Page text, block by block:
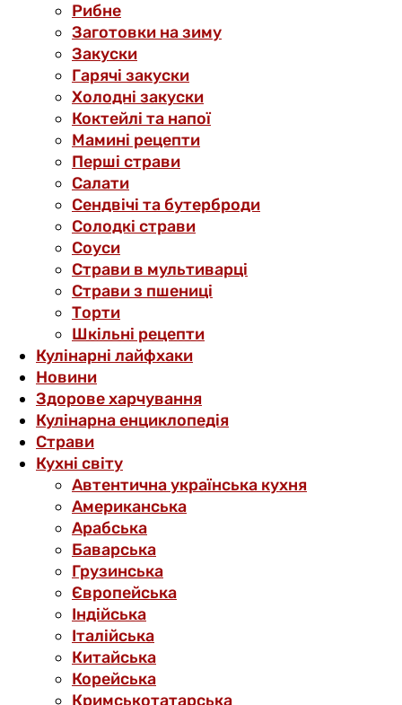
Рибне
Заготовки на зиму
Закуски
Гарячі закуски
Холодні закуски
Коктейлі та напої
Мамині рецепти
Перші страви
Салати
Сендвічі та бутерброди
Солодкі страви
Соуси
Страви в мультиварці
Страви з пшениці
Торти
Шкільні рецепти
Кулінарні лайфхаки
Новини
Здорове харчування
Кулінарна енциклопедія
Страви
Кухні світу
Автентична українська кухня
Американська
Арабська
Баварська
Грузинська
Європейська
Індійська
Італійська
Китайська
Корейська
Кримськотатарська